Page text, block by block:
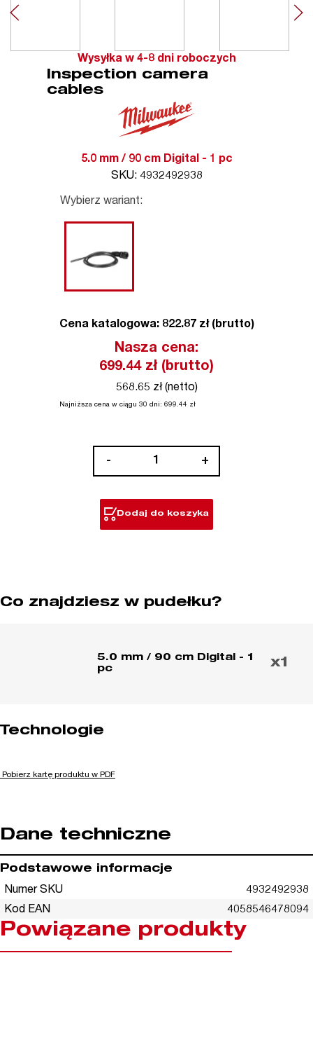
Wysyłka w 4-8 dni roboczych
Inspection camera
cables
5.0 mm / 90 cm Digital - 1 pc
SKU: 4932492938
Wybierz wariant:
Cena katalogowa: 822.87 zł (brutto)
Nasza cena:
699.44zł (brutto)
568.65 zł (netto)
Najniższa cena w ciągu 30 dni: 699.44 zł
-
cables
+
Dodaj do koszyka
Co znajdziesz w pudełku?
5.0 mm / 90 cm Digital - 1
pc
x1
Technologie
Pobierz kartę produktu w PDF
Dane techniczne
Podstawowe informacje
Numer SKU
4932492938
Kod EAN
4058546478094
Powiązane produkty